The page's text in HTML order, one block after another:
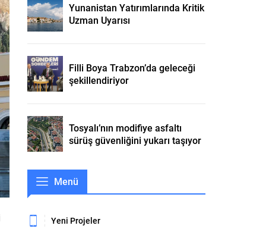
Yunanistan Yatırımlarında Kritik
Uzman Uyarısı
Filli Boya Trabzon’da geleceği
şekillendiriyor
Tosyalı’nın modifiye asfaltı
sürüş güvenliğini yukarı taşıyor
Menü
Yeni Projeler